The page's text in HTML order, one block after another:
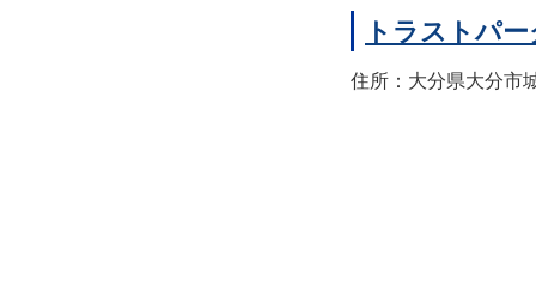
トラストパ
住所：大分県大分市